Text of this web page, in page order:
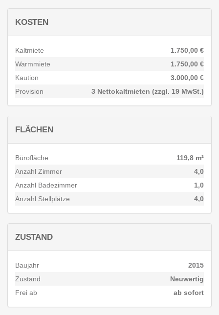
KOSTEN
Kaltmiete
1.750,00 €
Warmmiete
1.750,00 €
Kaution
3.000,00 €
Provision
3 Nettokaltmieten (zzgl. 19 MwSt.)
FLÄCHEN
Bürofläche
119,8 m²
Anzahl Zimmer
4,0
Anzahl Badezimmer
1,0
Anzahl Stellplätze
4,0
ZUSTAND
Baujahr
2015
Zustand
Neuwertig
Frei ab
ab sofort